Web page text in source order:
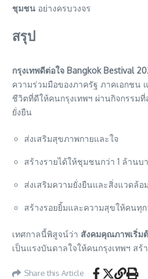
ชุมชน อย่างครบวงจร
สรุป
กรุงเทพดีต่อใจ Bangkok Bestival
ความร่วมมือของภาครัฐ ภาคเอกช
ชีวิตที่ดีให้คนกรุงเทพฯ ผ่านกิจกรรม
ยั่งยืน
ส่งเสริมสุขภาพกายและใจ
สร้างรายได้ให้ชุมชนกว่า 1 ล้านบ
ส่งเสริมความยั่งยืนและสิ่งแวดล้อม
สร้างรอยยิ้มและความสุขให้คนทุก
เทศกาลนี้พิสูจน์ว่า สังคมคุณภาพเริ่ม
เป็นแรงบันดาลใจให้คนกรุงเทพฯ สร้
Share this Article